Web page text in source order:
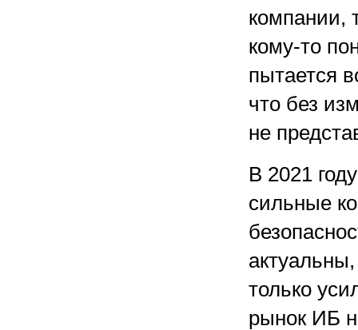
компании,
кому-то
пытается
что без
не
В 2021
сильные
только
рынок ИБ